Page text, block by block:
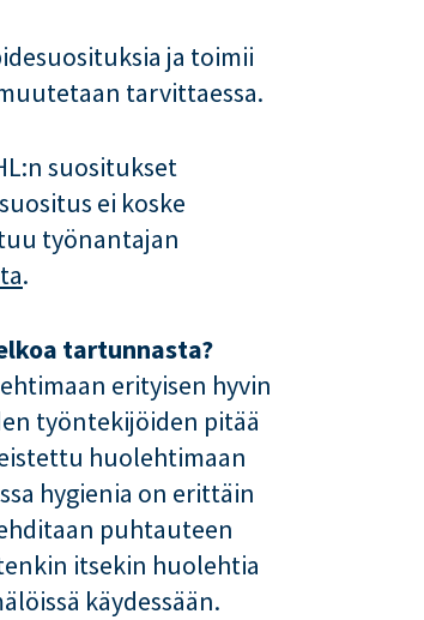
ja toimii
tarvittaessa.
suositukset
ei koske
työnantajan
.
tartunnasta?
erityisen hyvin
työntekijöiden pitää
huolehtimaan
hygienia on erittäin
puhtauteen
itsekin huolehtia
käydessään.